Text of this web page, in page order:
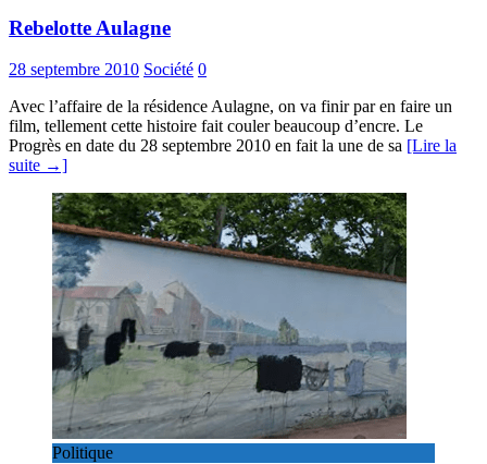
Rebelotte Aulagne
28 septembre 2010 Société 0
Avec l’affaire de la résidence Aulagne, on va finir par en faire un
film, tellement cette histoire fait couler beaucoup d’encre. Le
Progrès en date du 28 septembre 2010 en fait la une de sa [Lire la
suite →]
Politique